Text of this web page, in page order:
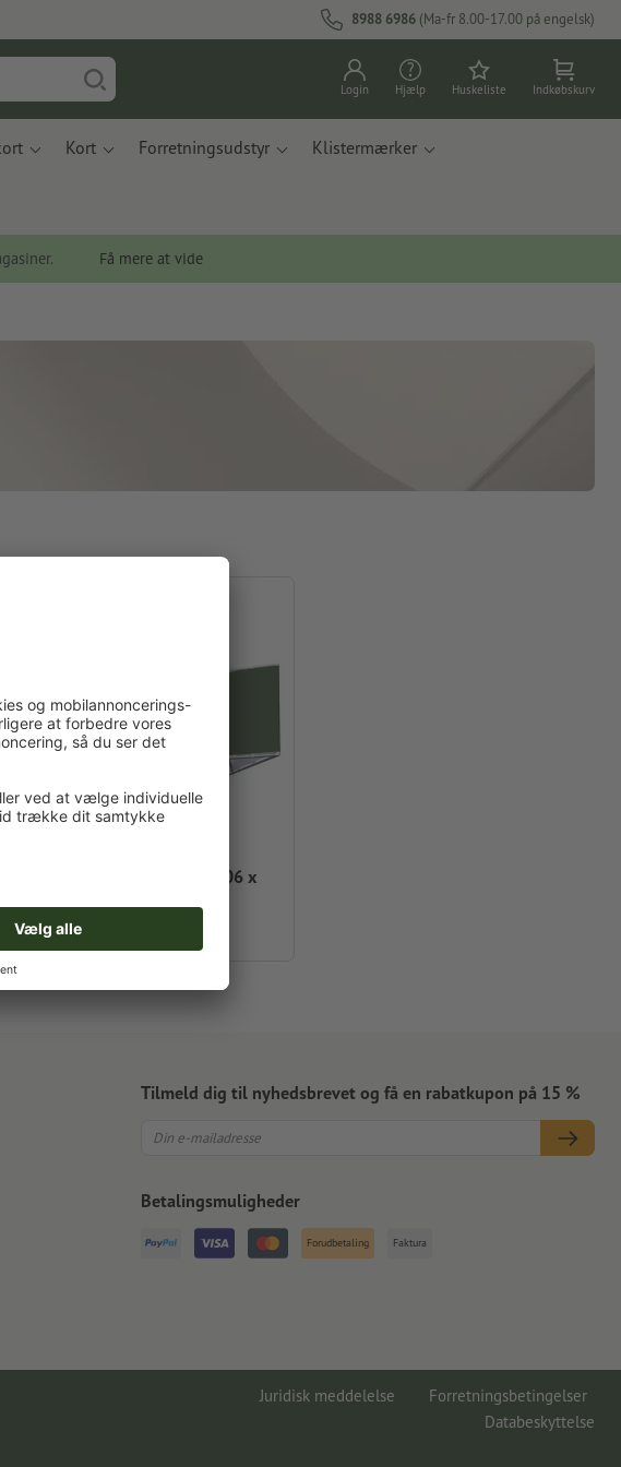
8988 6986 (Ma-fr 8.00-17.00 på engelsk)
Login Hjælp Huskeliste Indkøbskurv
Kort Forretningsudstyr Klistermærker
Få mere at vide
Lofthænger, trekantet, 3,06 x
306,0 x 107,0 cm
Tilmeld dig til nyhedsbrevet og få en rabatkupon på 15 %
Betalingsmuligheder
Forudbetaling Faktura
Juridisk meddelelse
Forretningsbetingelser
Databeskyttelse